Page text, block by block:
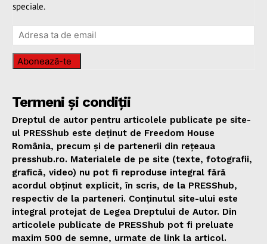
speciale.
Abonează-te
Termeni și condiții
Dreptul de autor pentru articolele publicate pe site-
ul PRESShub este deținut de Freedom House
România, precum și de partenerii din rețeaua
presshub.ro. Materialele de pe site (texte, fotografii,
grafică, video) nu pot fi reproduse integral fără
acordul obținut explicit, în scris, de la PRESShub,
respectiv de la parteneri. Conținutul site-ului este
integral protejat de Legea Dreptului de Autor. Din
articolele publicate de PRESShub pot fi preluate
maxim 500 de semne, urmate de link la articol.